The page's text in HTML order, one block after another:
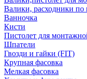
Валики, расходники по
Ванночка
Кисти
Пистолет для
Шпатели
Гвозди и гайки (FIT)
Крупная фасовка
Мелкая фасовка